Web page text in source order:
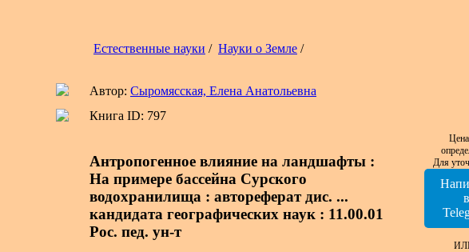
Естественные науки / Науки о Земле /
Автор: Сыромясская, Елена Анатольевна
Книга ID: 797
Антропогенное влияние на ландшафты :
На примере бассейна Сурского
водохранилища : автореферат дис. ...
кандидата географических наук : 11.00.01
Рос. пед. ун-т
Для
в